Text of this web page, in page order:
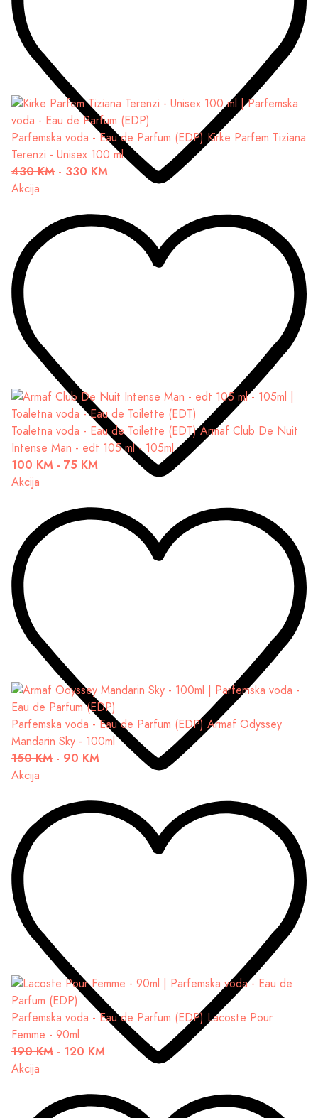
Parfemska voda - Eau de Parfum (EDP) Kirke Parfem Tiziana
Terenzi - Unisex 100 ml
430 KM - 330 KM
Akcija
Toaletna voda - Eau de Toilette (EDT) Armaf Club De Nuit
Intense Man - edt 105 ml - 105ml
100 KM - 75 KM
Akcija
Parfemska voda - Eau de Parfum (EDP) Armaf Odyssey
Mandarin Sky - 100ml
150 KM - 90 KM
Akcija
Parfemska voda - Eau de Parfum (EDP) Lacoste Pour
Femme - 90ml
190 KM - 120 KM
Akcija